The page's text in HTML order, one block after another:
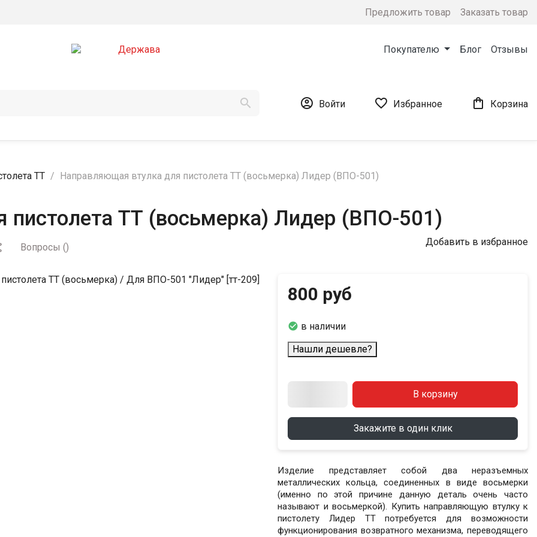
Предложить товар Заказать товар
Покупателю Блог Отзывы
  Войти  Избранное  Корзина
ТТ Направляющая втулка для пистолета ТТ (восьмерка) Лидер (ВПО-501)
ТТ (восьмерка) Лидер (ВПО-501)
Вопросы () Добавить в избранное
800 руб
 в наличии
Нашли дешевле?
В корзину
Закажите в один клик
Изделие представляет собой два неразъемных
металлических кольца, соединенных в виде восьмерки
(именно по этой причине данную деталь очень часто
называют и восьмеркой). Купить направляющую втулку к
пистолету Лидер ТТ потребуется для возможности
функционирования возвратного механизма, переводящего